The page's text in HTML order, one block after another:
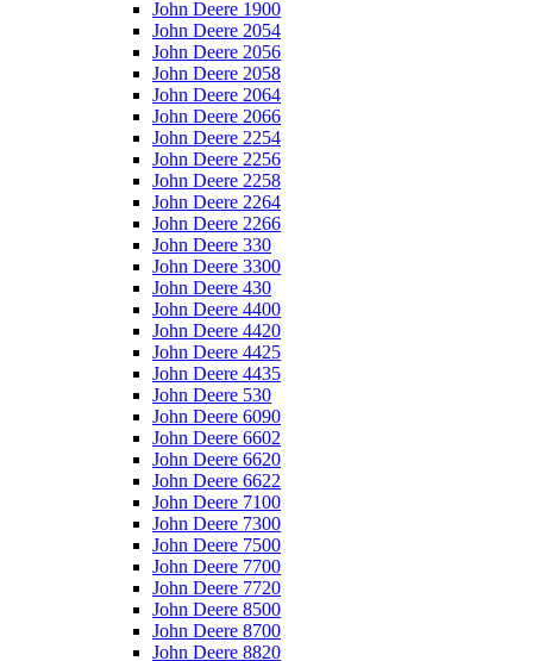
John Deere 1900
John Deere 2054
John Deere 2056
John Deere 2058
John Deere 2064
John Deere 2066
John Deere 2254
John Deere 2256
John Deere 2258
John Deere 2264
John Deere 2266
John Deere 330
John Deere 3300
John Deere 430
John Deere 4400
John Deere 4420
John Deere 4425
John Deere 4435
John Deere 530
John Deere 6090
John Deere 6602
John Deere 6620
John Deere 6622
John Deere 7100
John Deere 7300
John Deere 7500
John Deere 7700
John Deere 7720
John Deere 8500
John Deere 8700
John Deere 8820